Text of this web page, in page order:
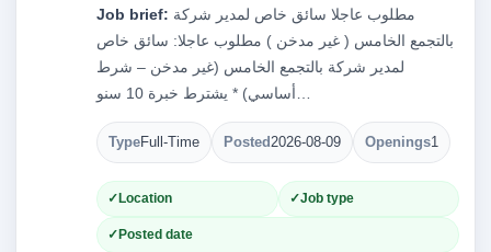
Job brief:
بالتجمع الخامس ( غير مدخن ) مطلوب عاجلا: سائق خاص
لمدير شركة بالتجمع الخامس (غير مدخن – شرط
TypeFull-Time Posted2026-08-09 Openings1
Location Job type
Posted date